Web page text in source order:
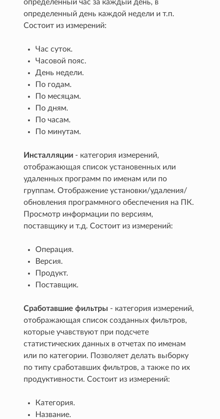
определенный час за каждый день, в
определенный день каждой недели и т.п.
Состоит из измерений:
Час суток.
Часовой пояс.
День недели.
По годам.
По месяцам.
По дням.
По часам.
По минутам.
Инсталляции - категория измерений,
отображающая список установенных или
удаленных программ по именам или по
группам. Отображение установки/удаления/
обновления программного обеспечения на ПК.
Просмотр информации по версиям,
поставщику и т.д. Состоит из измерений:
Операция.
Версия.
Продукт.
Поставщик.
Сработавшие фильтры - категория измерений,
отображающая список созданных фильтров,
которые учавствуют при подсчете
статистических данных в отчетах по именам
или по категории. Позволяет делать выборку
по типу сработавших фильтров, а также по их
продуктивности. Состоит из измерений:
Категория.
Название.